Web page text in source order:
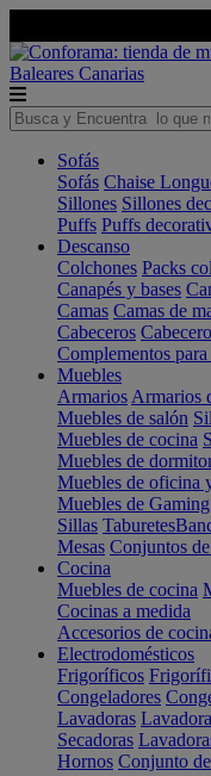
Baleares Canarias
Sofás
Sofás Chaise
Sillones Sillones
Puffs Puffs
Descanso
Colchones Packs
Canapés y bases
Camas Camas de
Cabeceros
Complementos
Muebles
Armarios Armarios
Muebles de salón
Muebles de cocina
Muebles de
Muebles de oficina
Muebles de Gaming
Sillas Taburetes
Mesas Conjuntos
Cocina
Muebles de cocina
Cocinas a medida
Accesorios de
Electrodomésticos
Frigoríficos
Congeladores
Lavadoras
Secadoras
Hornos Conjunto